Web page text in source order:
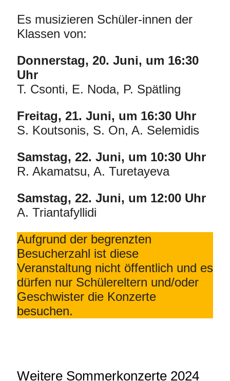
Es musizieren Schüler-innen der
Klassen von:
Donnerstag, 20. Juni, um 16:30
Uhr
T. Csonti, E. Noda, P. Spätling
Freitag, 21. Juni, um 16:30 Uhr
S. Koutsonis, S. On, A. Selemidis
Samstag, 22. Juni, um 10:30 Uhr
R. Akamatsu, A. Turetayeva
Samstag, 22. Juni, um 12:00 Uhr
A. Triantafyllidi
Aufgrund der begrenzten
Besucherzahl ist diese
Veranstaltung nicht öffentlich und es
dürfen nur Schülereltern und/oder
Geschwister die Konzerte
besuchen.
Weitere Sommerkonzerte 2024